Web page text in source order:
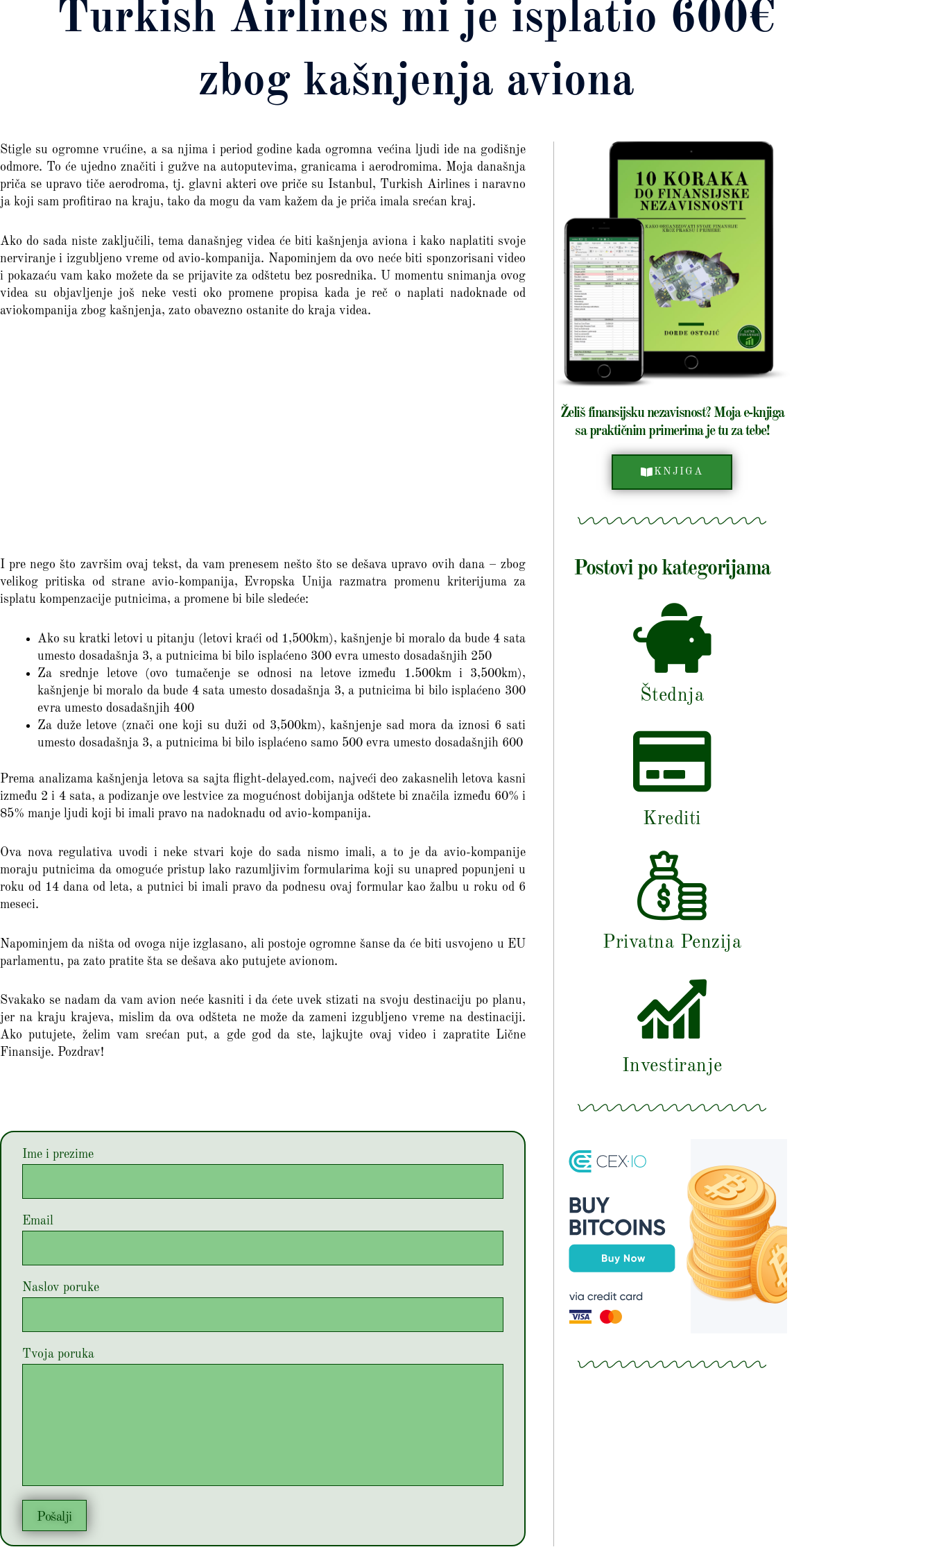
Turkish Airlines mi je isplatio 600€
zbog kašnjenja aviona
Stigle su ogromne vrućine, a sa njima i period godine kada ogromna većina ljudi ide na godišnje
odmore. To će ujedno značiti i gužve na autoputevima, granicama i aerodromima. Moja današnja
priča se upravo tiče aerodroma, tj. glavni akteri ove priče su Istanbul, Turkish Airlines i naravno
ja koji sam profitirao na kraju, tako da mogu da vam kažem da je priča imala srećan kraj.
Ako do sada niste zaključili, tema današnjeg videa će biti kašnjenja aviona i kako naplatiti svoje
nerviranje i izgubljeno vreme od avio-kompanija. Napominjem da ovo neće biti sponzorisani video
i pokazaću vam kako možete da se prijavite za odštetu bez posrednika. U momentu snimanja ovog
videa su objavljenje još neke vesti oko promene propisa kada je reč o naplati nadoknade od
aviokompanija zbog kašnjenja, zato obavezno ostanite do kraja videa.
I pre nego što završim ovaj tekst, da vam prenesem nešto što se dešava upravo ovih dana – zbog
velikog pritiska od strane avio-kompanija, Evropska Unija razmatra promenu kriterijuma za
isplatu kompenzacije putnicima, a promene bi bile sledeće:
Ako su kratki letovi u pitanju (letovi kraći od 1,500km), kašnjenje bi moralo da bude 4 sata
umesto dosadašnja 3, a putnicima bi bilo isplaćeno 300 evra umesto dosadašnjih 250
Za srednje letove (ovo tumačenje se odnosi na letove između 1.500km i 3,500km),
kašnjenje bi moralo da bude 4 sata umesto dosadašnja 3, a putnicima bi bilo isplaćeno 300
evra umesto dosadašnjih 400
Za duže letove (znači one koji su duži od 3,500km), kašnjenje sad mora da iznosi 6 sati
umesto dosadašnja 3, a putnicima bi bilo isplaćeno samo 500 evra umesto dosadašnjih 600
Prema analizama kašnjenja letova sa sajta flight-delayed.com, najveći deo zakasnelih letova kasni
između 2 i 4 sata, a podizanje ove lestvice za mogućnost dobijanja odštete bi značila između 60% i
85% manje ljudi koji bi imali pravo na nadoknadu od avio-kompanija.
Ova nova regulativa uvodi i neke stvari koje do sada nismo imali, a to je da avio-kompanije
moraju putnicima da omoguće pristup lako razumljivim formularima koji su unapred popunjeni u
roku od 14 dana od leta, a putnici bi imali pravo da podnesu ovaj formular kao žalbu u roku od 6
meseci.
Napominjem da ništa od ovoga nije izglasano, ali postoje ogromne šanse da će biti usvojeno u EU
parlamentu, pa zato pratite šta se dešava ako putujete avionom.
Svakako se nadam da vam avion neće kasniti i da ćete uvek stizati na svoju destinaciju po planu,
jer na kraju krajeva, mislim da ova odšteta ne može da zameni izgubljeno vreme na destinaciji.
Ako putujete, želim vam srećan put, a gde god da ste, lajkujte ovaj video i zapratite Lične
Finansije. Pozdrav!
Ime i prezime
Email
Naslov poruke
Tvoja poruka
Želiš finansijsku nezavisnost? Moja e-knjiga
sa praktičnim primerima je tu za tebe!
KNJIGA
Postovi po kategorijama
Štednja
Krediti
Privatna Penzija
Investiranje